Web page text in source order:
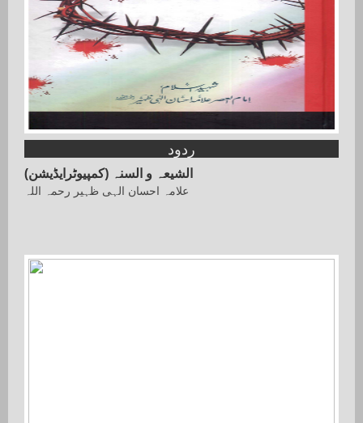
ردود
الشیعہ و السنہ (کمپیوٹرایڈیشن)
علامہ احسان الہی ظہیر رحمہ اللہ